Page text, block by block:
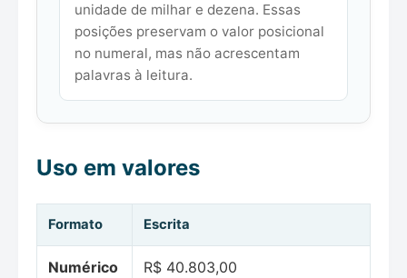
unidade de milhar e dezena. Essas
posições preservam o valor posicional
no numeral, mas não acrescentam
palavras à leitura.
Uso em valores
Formato Escrita
Numérico R$ 40.803,00